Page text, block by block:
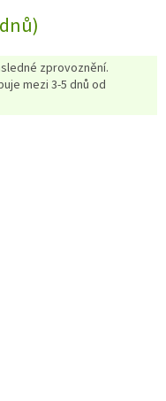
zprovoznění.
mezi 3-5 dnů od